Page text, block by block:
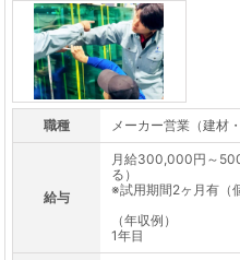
職種 メーカー営業（建材
給与
月給300,000円～
る）
※試用期間2ヶ月有（
（年収例）
1年目